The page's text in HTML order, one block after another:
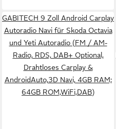
GABITECH 9 Zoll Android Carplay
Autoradio Navi für Skoda Octavia
und Yeti Autoradio (FM / AM-
Radio, RDS, DAB+ Optional,
Drahtloses Carplay &
AndroidAuto,3D Navi, 4GB RAM;
64GB ROM,WiFi,DAB)